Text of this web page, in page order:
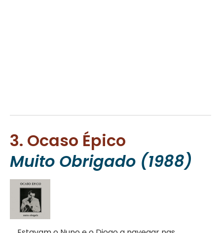
3. Ocaso Épico
Muito Obrigado (1988)